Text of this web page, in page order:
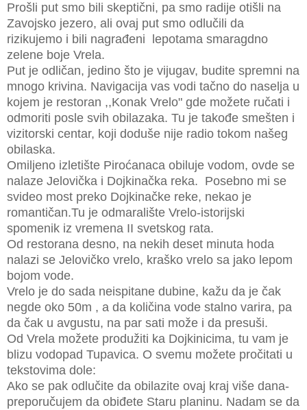
Prošli put smo bili skeptični, pa smo radije otišli na
Zavojsko jezero, ali ovaj put smo odlučili da
rizikujemo i bili nagrađeni lepotama smaragdno
zelene boje Vrela.
Put je odličan, jedino što je vijugav, budite spremni na
mnogo krivina. Navigacija vas vodi tačno do naselja u
kojem je restoran ,,Konak Vrelo" gde možete ručati i
odmoriti posle svih obilazaka. Tu je takođe smešten i
vizitorski centar, koji doduše nije radio tokom našeg
obilaska.
Omiljeno izletište Piroćanaca obiluje vodom, ovde se
nalaze Jelovička i Dojkinačka reka. Posebno mi se
svideo most preko Dojkinačke reke, nekao je
romantičan.Tu je odmaralište Vrelo-istorijski
spomenik iz vremena II svetskog rata.
Od restorana desno, na nekih deset minuta hoda
nalazi se Jelovičko vrelo, kraško vrelo sa jako lepom
bojom vode.
Vrelo je do sada neispitane dubine, kažu da je čak
negde oko 50m , a da količina vode stalno varira, pa
da čak u avgustu, na par sati može i da presuši.
Od Vrela možete produžiti ka Dojkinicima, tu vam je
blizu vodopad Tupavica. O svemu možete pročitati u
tekstovima dole:
Ako se pak odlučite da obilazite ovaj kraj više dana-
preporučujem da obiđete Staru planinu. Nadam se da